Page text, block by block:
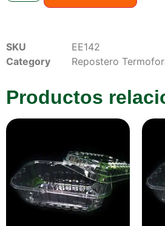
SKU
EE142
Category
Repostero
Productos